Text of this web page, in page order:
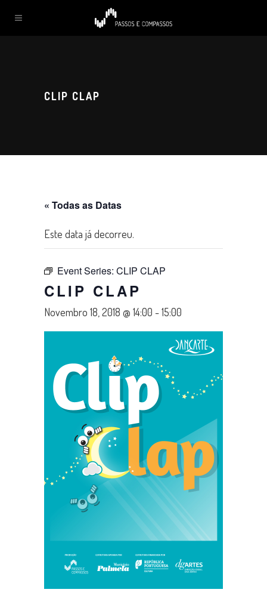
CLIP CLAP
« Todas as Datas
Este data já decorreu.
Event Series: CLIP CLAP
CLIP CLAP
Novembro 18, 2018 @ 14:00 -15:00